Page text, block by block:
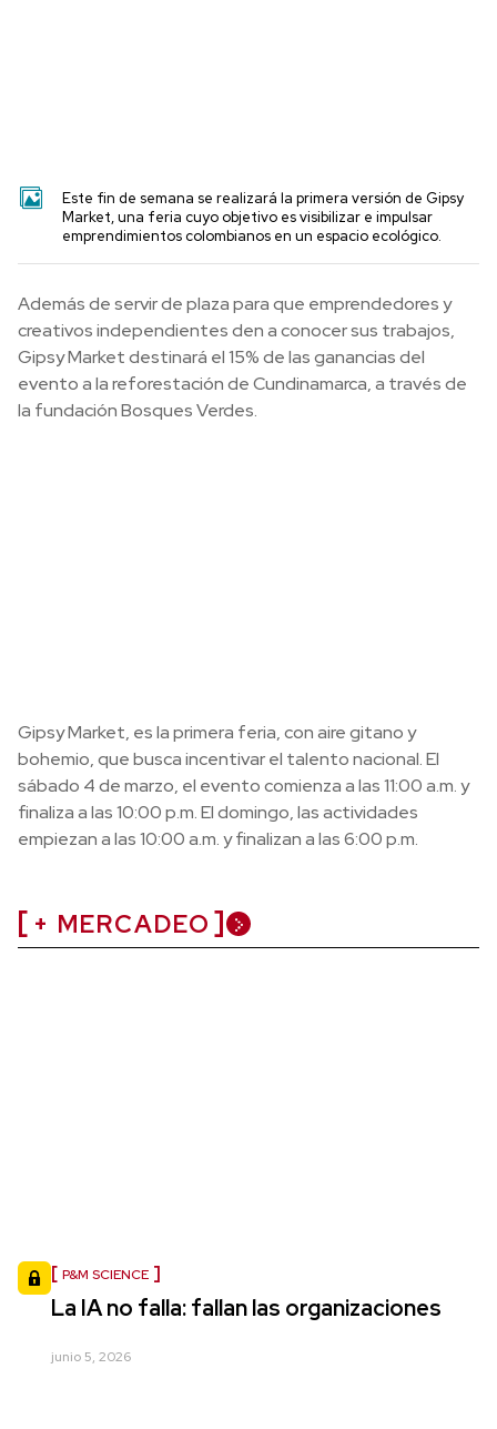
Este fin de semana se realizará la primera versión de Gipsy
Market, una feria cuyo objetivo es visibilizar e impulsar
emprendimientos colombianos en un espacio ecológico.
Además de servir de plaza para que emprendedores y
creativos independientes den a conocer sus trabajos,
Gipsy Market destinará el 15% de las ganancias del
evento a la reforestación de Cundinamarca, a través de
la fundación Bosques Verdes.
Gipsy Market, es la primera feria, con aire gitano y
bohemio, que busca incentivar el talento nacional. El
sábado 4 de marzo, el evento comienza a las 11:00 a.m. y
finaliza a las 10:00 p.m. El domingo, las actividades
empiezan a las 10:00 a.m. y finalizan a las 6:00 p.m.
+ MERCADEO
P&M SCIENCE
La IA no falla: fallan las organizaciones
junio 5, 2026